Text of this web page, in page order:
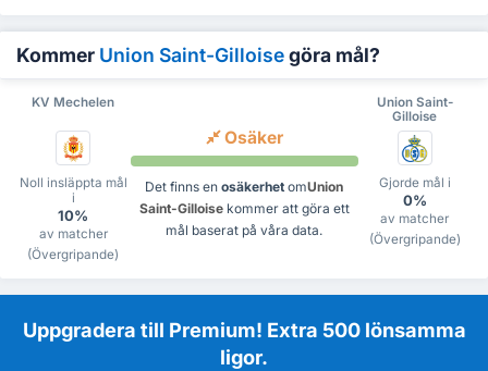
Kommer Union Saint-Gilloisegöra mål?
KV Mechelen
Union Saint-
Gilloise
Noll insläppta mål
i
10%
av matcher
(Övergripande)
Osäker
Det finns en osäkerhet omUnion
Saint-Gilloise kommer att göra ett
mål baserat på våra data.
Gjorde mål i
0%
av matcher
(Övergripande)
Uppgradera till Premium! Extra 500 lönsamma
ligor.